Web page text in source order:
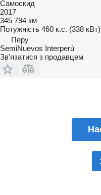
Самоскид
2017
345 794 км
Потужність 460 к.с. (338 кВт)
Перу
SemiNuevos Interperú
Зв'язатися з продавцем